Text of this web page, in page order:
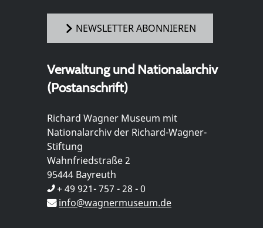
NEWSLETTER ABONNIEREN
Verwaltung und Nationalarchiv
(Postanschrift)
Richard Wagner Museum mit
Nationalarchiv der Richard-Wagner-
Stiftung
Wahnfriedstraße 2
95444 Bayreuth
+ 49 921- 757 - 28 - 0
info@wagnermuseum.de